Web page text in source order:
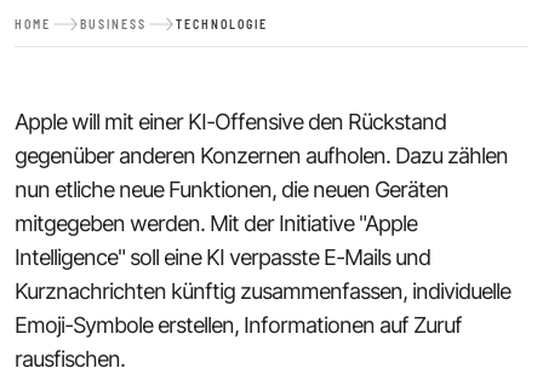
HOME BUSINESS TECHNOLOGIE
Apple will mit einer KI-Offensive den Rückstand
gegenüber anderen Konzernen aufholen. Dazu zählen
nun etliche neue Funktionen, die neuen Geräten
mitgegeben werden. Mit der Initiative "Apple
Intelligence" soll eine KI verpasste E-Mails und
Kurznachrichten künftig zusammenfassen, individuelle
Emoji-Symbole erstellen, Informationen auf Zuruf
rausfischen.